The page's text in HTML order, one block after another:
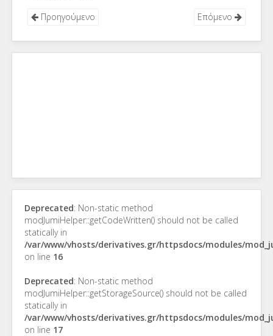
Προηγούμενο Επόμενο
Deprecated: Non-static method
modJumiHelper::getCodeWritten() should not be called
statically in
/var/www/vhosts/derivatives.gr/httpsdocs/modules/
on line 16
Deprecated: Non-static method
modJumiHelper::getStorageSource() should not be called
statically in
/var/www/vhosts/derivatives.gr/httpsdocs/modules/
on line 17